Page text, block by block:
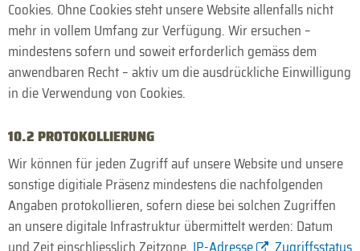
Cookies. Ohne Cookies steht unsere Website allenfalls nicht
mehr in vollem Umfang zur Verfügung. Wir ersuchen –
mindestens sofern und soweit erforderlich gemäss dem
anwendbaren Recht – aktiv um die ausdrückliche Ein­willigung
in die Verwendung von Cookies.
10.2 PROTOKOLLIERUNG
Wir können für jeden Zugriff auf unsere Website und unsere
sonstige digitiale Präsenz mindestens die nach­folgenden
Angaben protokollieren, sofern diese bei solchen Zugriffen
an unsere digitale Infrastruktur übermittelt werden: Datum